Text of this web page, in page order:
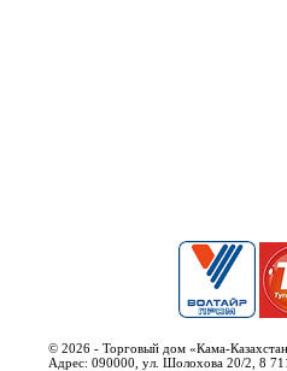
© 2026 - Торговый дом «Кама-
Адрес: 090000, ул. Шолохова 20/2, 8